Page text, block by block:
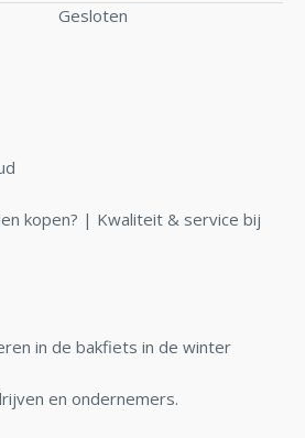
Gesloten
kopen? | Kwaliteit & service bij
in de bakfiets in de winter
en ondernemers.